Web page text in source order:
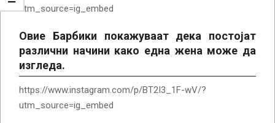
utm_source=ig_embed
Овие Барбики покажуваат дека постојат
различни начини како една жена може да
изгледа.
https://www.instagram.com/p/BT2I3_1F-wV/?
utm_source=ig_embed